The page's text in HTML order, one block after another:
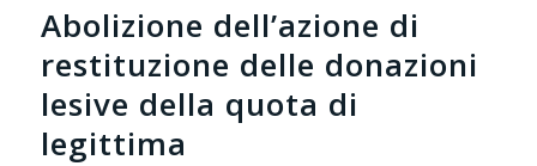
Abolizione dell’azione di
restituzione delle donazioni
lesive della quota di
legittima